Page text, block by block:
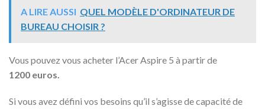
A LIRE AUSSI QUEL MODÈLE D'ORDINATEUR DE
BUREAU CHOISIR ?
Vous pouvez vous acheter l’Acer Aspire 5 à partir de
1200 euros.
Si vous avez défini vos besoins qu’il s’agisse de capacité de